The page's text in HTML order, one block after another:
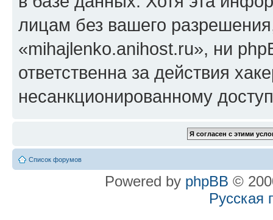
лицам без вашего
«mihajlenko.anihost.ru», ни
ответственна за действия
несанкционированному
Список форумов
Powered by phpBB ©
Русская